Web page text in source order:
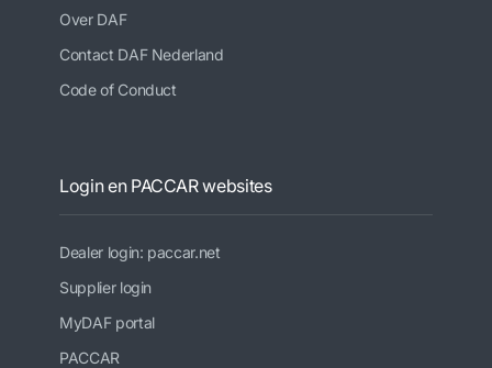
Over DAF
Contact DAF Nederland
Code of Conduct
Login en PACCAR websites
Dealer login: paccar.net
Supplier login
MyDAF portal
PACCAR